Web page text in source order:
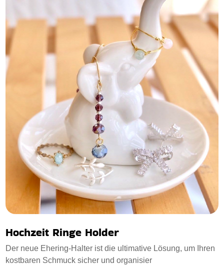
Hochzeit Ringe Holder
Der neue Ehering-Halter ist die ultimative Lösung, um Ihren
kostbaren Schmuck sicher und organisier